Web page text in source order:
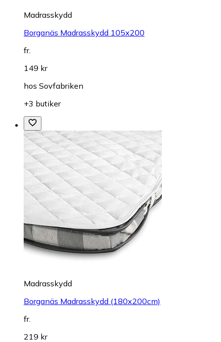
Madrasskydd
Borganäs Madrasskydd 105x200
fr.
149 kr
hos Sovfabriken
+3 butiker
Madrasskydd
Borganäs Madrasskydd (180x200cm)
fr.
219 kr